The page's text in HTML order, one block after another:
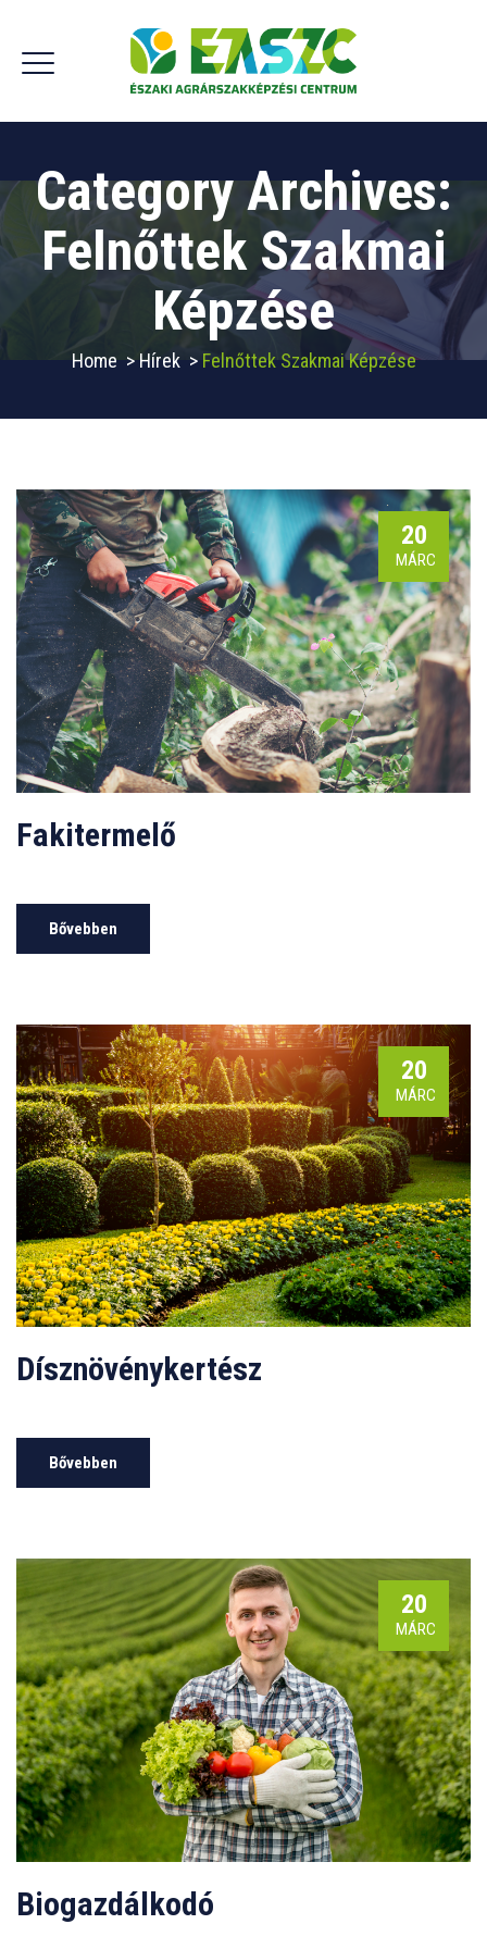
Category Archives:
Felnőttek Szakmai
Képzése
Home >Hírek> Felnőttek Szakmai Képzése
20
MÁRC
Fakitermelő
Bővebben
20
MÁRC
Dísznövénykertész
Bővebben
20
MÁRC
Biogazdálkodó